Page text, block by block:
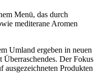
Menü, das durch
mediterane Aromen
Umland ergeben in neuen
Der Fokus
Produkten